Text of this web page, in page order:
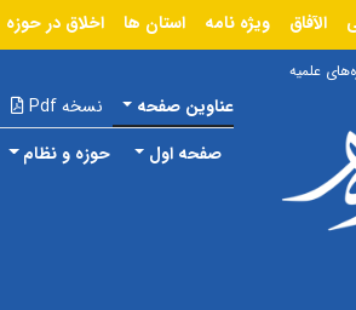
الآفاق ویژه نامه استان ها اخلاق در حوزه
علمیه
عناوین صفحه نسخه Pdf
صفحه اول حوزه و نظام